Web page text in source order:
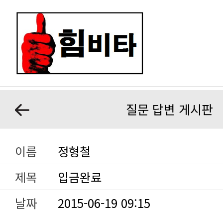
질문 답변 게시판
이름
정형철
제목
입금완료
날짜
2015-06-19 09:15